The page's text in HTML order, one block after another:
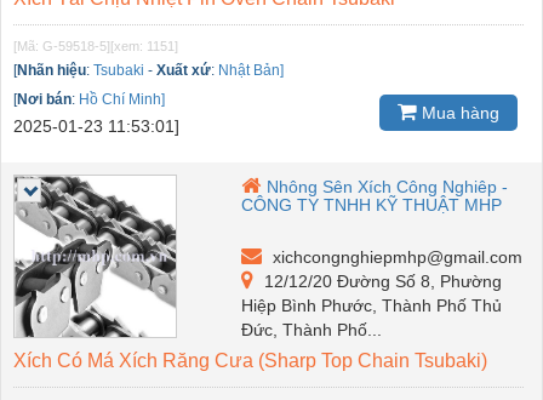
[Mã: G-59518-5] [xem: 1151]
[Nhãn hiệu: Tsubaki - Xuất xứ: Nhật Bản]
[Nơi bán: Hồ Chí Minh]
2025-01-23 11:53:01]
Mua hàng
Nhông Sên Xích Công Nghiêp -
CÔNG TY TNHH KỸ THUẬT MHP
xichcongnghiepmhp@gmail.com
12/12/20 Đường Số 8, Phường
Hiệp Bình Phước, Thành Phố Thủ
Đức, Thành Phố...
Xích Có Má Xích Răng Cưa (Sharp Top Chain Tsubaki)